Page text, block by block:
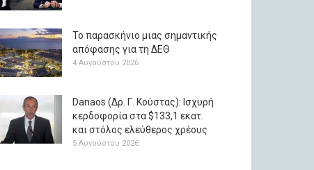
Το παρασκήνιο μιας σημαντικής
απόφασης για τη ΔΕΘ
4 Αυγούστου 2026
Danaos (Δρ. Γ. Κούστας): Ισχυρή
κερδοφορία στα $133,1 εκατ.
και στόλος ελεύθερος χρέους
5 Αυγούστου 2026